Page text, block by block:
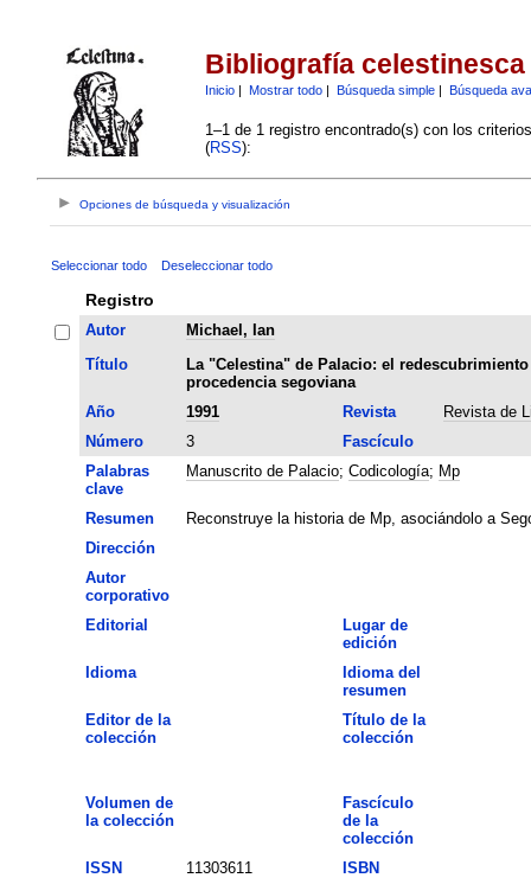
Bibliografía celestinesca
Inicio| Mostrar todo| Búsqueda simple| Búsqueda
1–1 de 1 registro encontrado(s) con los
(RSS):
Opciones de búsqueda y visualización
Seleccionar todo Deseleccionar todo
Registro
Autor
Michael, Ian
Título
La "Celestina" de Palacio: el
procedencia segoviana
Año
1991 Revista
Revista de
Número
3
Fascículo
Palabras
clave
Manuscrito de Palacio; Codicología; Mp
Resumen
Reconstruye la historia de Mp, asociándolo a
Dirección
Autor
corporativo
Editorial
Lugar de
edición
Idioma
Idioma del
resumen
Editor de la
colección
Título de la
colección
Volumen de
la colección
Fascículo
de la
colección
ISSN
11303611
ISBN